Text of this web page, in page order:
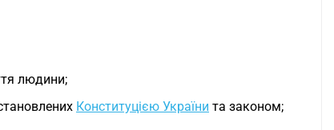
людини;
Конституцією України та законом;